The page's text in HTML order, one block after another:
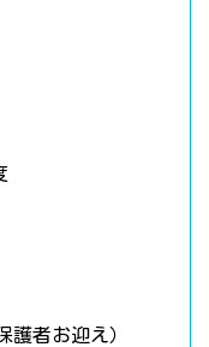
護者お迎え）